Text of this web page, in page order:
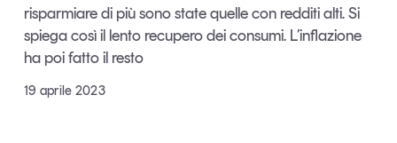
Chi siamo
Newsletter
Contatti
Tendenze Journal
risparmiare di più sono state quelle con redditi alti. Si
spiega così il lento recupero dei consumi. L’inflazione
ha poi fatto il resto
19 aprile 2023